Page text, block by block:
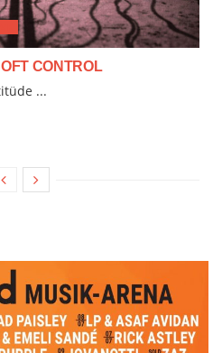
CONTROL
...